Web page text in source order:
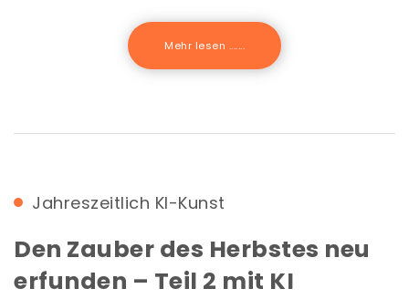
Mehr lesen .......
Jahreszeitlich KI-Kunst
Den Zauber des Herbstes neu
erfunden – Teil 2 mit KI